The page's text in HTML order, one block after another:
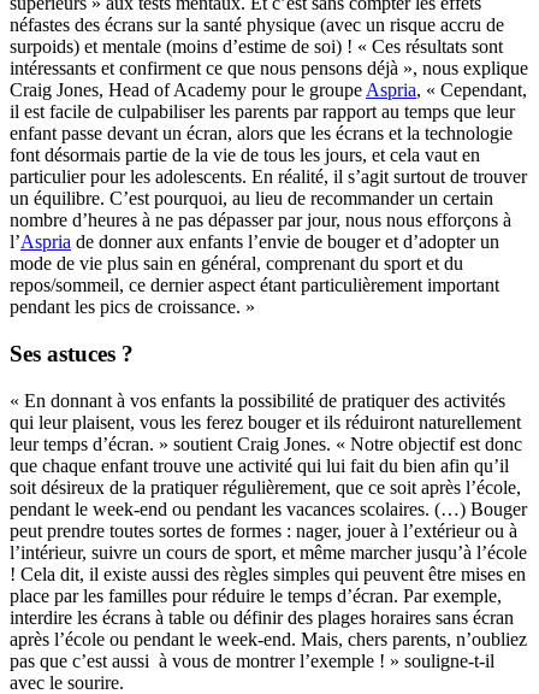
néfastes des écrans sur la santé physique (avec un risque accru de
surpoids) et mentale (moins d’estime de soi) ! « Ces résultats sont
intéressants et confirment ce que nous pensons déjà », nous explique
Craig Jones, Head of Academy pour le groupe Aspria, « Cependant,
il est facile de culpabiliser les parents par rapport au temps que leur
enfant passe devant un écran, alors que les écrans et la technologie
font désormais partie de la vie de tous les jours, et cela vaut en
particulier pour les adolescents. En réalité, il s’agit surtout de trouver
un équilibre. C’est pourquoi, au lieu de recommander un certain
nombre d’heures à ne pas dépasser par jour, nous nous efforçons à
l’Aspria de donner aux enfants l’envie de bouger et d’adopter un
mode de vie plus sain en général, comprenant du sport et du
repos/sommeil, ce dernier aspect étant particulièrement important
pendant les pics de croissance. »
Ses astuces ?
« En donnant à vos enfants la possibilité de pratiquer des activités
qui leur plaisent, vous les ferez bouger et ils réduiront naturellement
leur temps d’écran. » soutient Craig Jones. « Notre objectif est donc
que chaque enfant trouve une activité qui lui fait du bien afin qu’il
soit désireux de la pratiquer régulièrement, que ce soit après l’école,
pendant le week-end ou pendant les vacances scolaires. (…) Bouger
peut prendre toutes sortes de formes : nager, jouer à l’extérieur ou à
l’intérieur, suivre un cours de sport, et même marcher jusqu’à l’école
! Cela dit, il existe aussi des règles simples qui peuvent être mises en
place par les familles pour réduire le temps d’écran. Par exemple,
interdire les écrans à table ou définir des plages horaires sans écran
après l’école ou pendant le week-end. Mais, chers parents, n’oubliez
pas que c’est aussi à vous de montrer l’exemple ! » souligne-t-il
avec le sourire.